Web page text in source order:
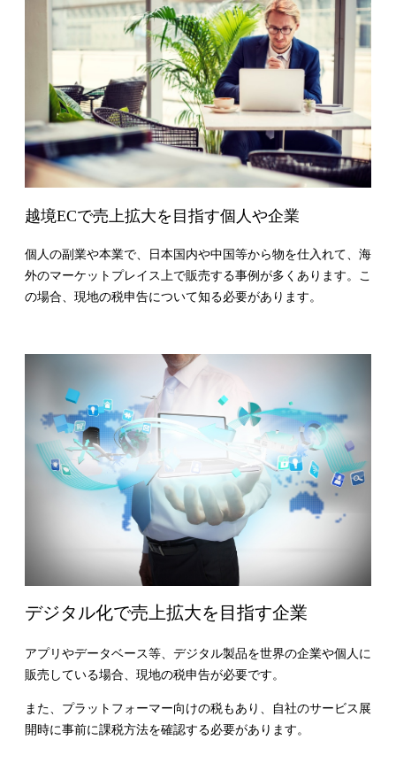
越境ECで売上拡大を目指す個人や企業
個人の副業や本業で、日本国内や中国等から物を仕入れて、海
外のマーケットプレイス上で販売する事例が多くあります。こ
の場合、現地の税申告について知る必要があります。
デジタル化で売上拡大を目指す企業
アプリやデータベース等、デジタル製品を世界の企業や個人に
販売している場合、現地の税申告が必要です。
また、プラットフォーマー向けの税もあり、自社のサービス展
開時に事前に課税方法を確認する必要があります。